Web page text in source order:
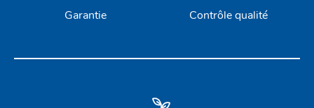
Garantie Contrôle qualité